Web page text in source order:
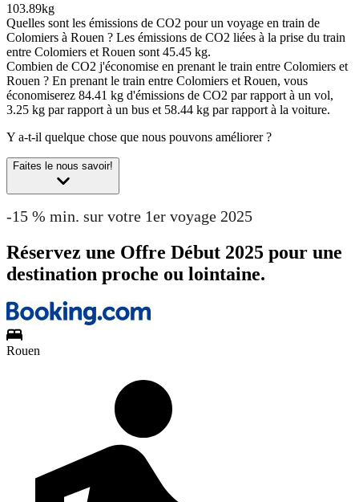
103.89kg
Quelles sont les émissions de CO2 pour un voyage en train de
Colomiers à Rouen ? Les émissions de CO2 liées à la prise du train
entre Colomiers et Rouen sont 45.45 kg.
Combien de CO2 j'économise en prenant le train entre Colomiers et
Rouen ? En prenant le train entre Colomiers et Rouen, vous
économiserez 84.41 kg d'émissions de CO2 par rapport à un vol,
3.25 kg par rapport à un bus et 58.44 kg par rapport à la voiture.
Y a-t-il quelque chose que nous pouvons améliorer ?
Faites le nous savoir!
-15 % min. sur votre 1er voyage 2025
Réservez une Offre Début 2025 pour une
destination proche ou lointaine.
Rouen